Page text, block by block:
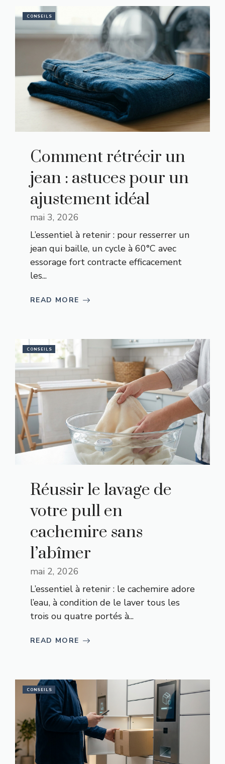
CONSEILS
Comment rétrécir un
jean : astuces pour un
ajustement idéal
mai 3, 2026
L’essentiel à retenir : pour resserrer un
jean qui baille, un cycle à 60°C avec
essorage fort contracte efficacement
les...
READ MORE
CONSEILS
Réussir le lavage de
votre pull en
cachemire sans
l’abîmer
mai 2, 2026
L’essentiel à retenir : le cachemire adore
l’eau, à condition de le laver tous les
trois ou quatre portés à...
READ MORE
CONSEILS